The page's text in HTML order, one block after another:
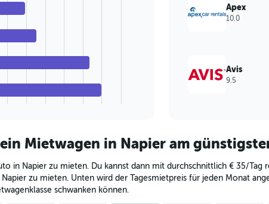
Apex
10.0
Avis
9.5
Mietwagen in Napier am
in Napier zu mieten. Du kannst dann mit durchschnittlich € 35/
zu mieten. Unten wird der Tagesmietpreis für jeden Monat
schwanken können.